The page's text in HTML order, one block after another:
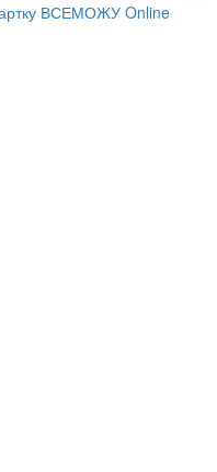
картку ВСЕМОЖУ Online